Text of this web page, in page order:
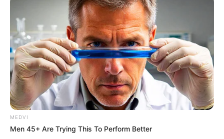
MEDVI
Men 45+ Are Trying This To Perform Better